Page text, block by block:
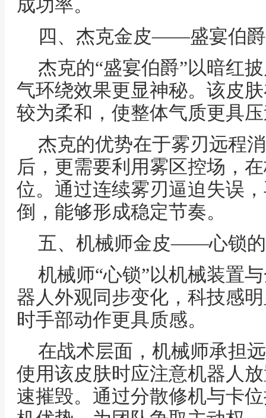
成功率。
四、杰克金皮——盛宴伯
杰克的“盛宴伯爵”以暗红
气环绕效果更显神秘。该皮
较为柔和，使整体气质更具
杰克的优势在于雾刃远程
后，更需要利用雾区控场，
位。通过连续雾刃逼迫失误
倒，能够形成稳定节奏。
五、机械师金皮——心锁
机械师“心锁”以机械装置
器人外观同步变化，科技感
时手部动作更具质感。
在战术层面，机械师承担
使用该皮肤时应注意机器人
速摧毁。通过分散修机与卡